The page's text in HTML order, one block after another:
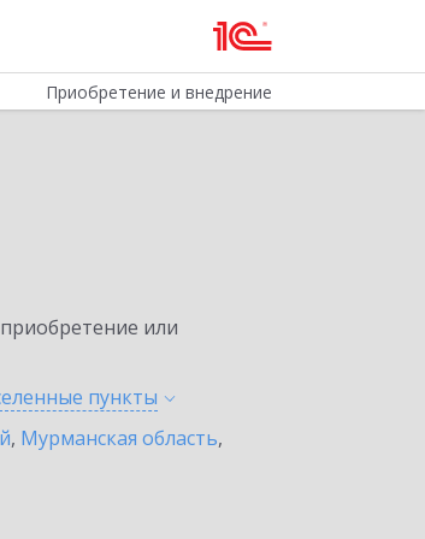
Приобретение и внедрение
или
пункты
, Мурманская область,